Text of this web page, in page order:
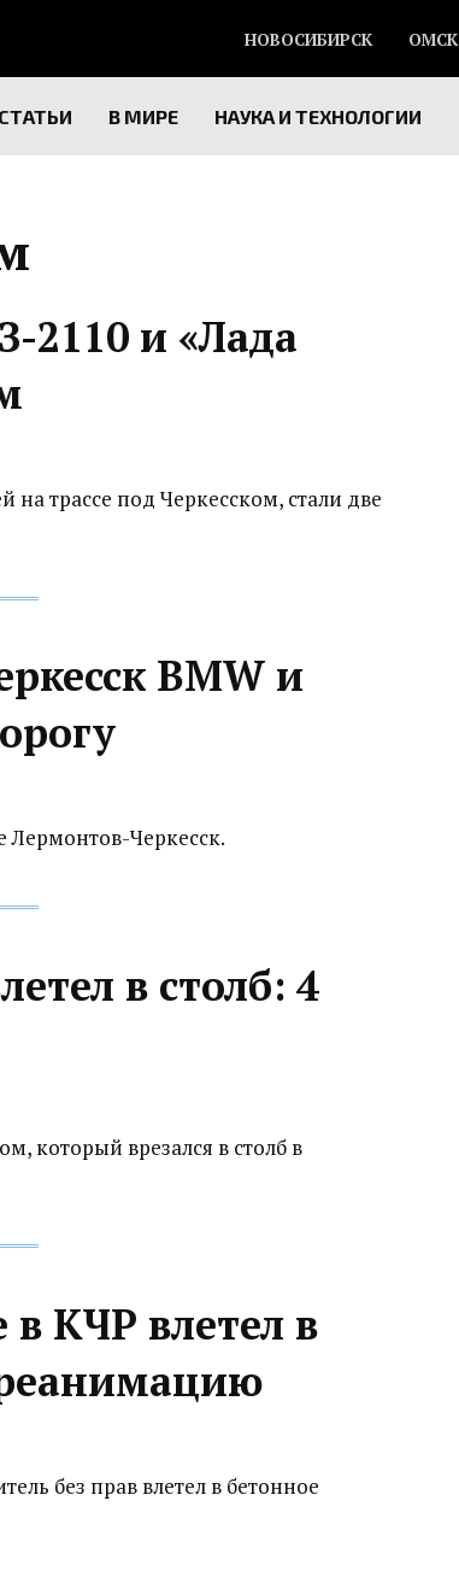
НОВОСИБИРСК ОМСК
СТАТЬИ В МИРЕ НАУКА И ТЕХНОЛОГИИ
2110 и «Лада
трассе под Черкесском, стали две
BMW и
Лермонтов-Черкесск.
в столб: 4
который врезался в столб в
КЧР влетел в
без прав влетел в бетонное